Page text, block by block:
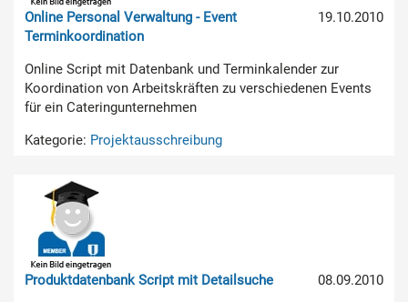
19.10.2010
Online Personal Verwaltung - Event
Terminkoordination
Online Script mit Datenbank und Terminkalender zur
Koordination von Arbeitskräften zu verschiedenen Events
für ein Cateringunternehmen
Kategorie: Projektausschreibung
08.09.2010
Produktdatenbank Script mit Detailsuche